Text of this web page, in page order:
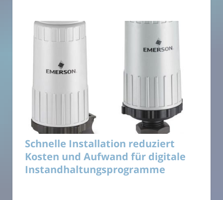
Schnelle Installation reduziert
Kosten und Aufwand für digitale
Instandhaltungsprogramme